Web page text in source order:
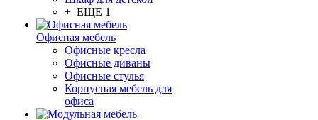
+ ЕЩЕ 1
Офисная мебель
Офисные кресла
Офисные диваны
Офисные стулья
Корпусная мебель для
офиса